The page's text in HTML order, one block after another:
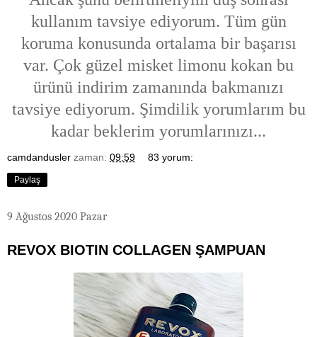
kullanım tavsiye ediyorum. Tüm gün
koruma konusunda ortalama bir başarısı
var. Çok güzel misket limonu kokan bu
ürünü indirim zamanında bakmanızı
tavsiye ediyorum. Şimdilik yorumlarım bu
kadar beklerim yorumlarınızı...
camdandusler zaman: 09:59 83 yorum:
Paylaş
9 Ağustos 2020 Pazar
REVOX BIOTIN COLLAGEN ŞAMPUAN